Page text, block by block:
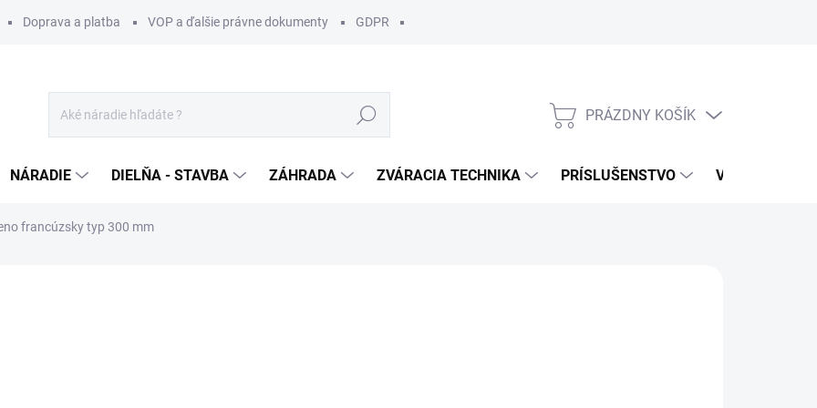
Doprava a platba VOP a ďalšie právne dokumenty GDPR
Hľadať
NÁKUPNÝ
PRÁZDNY KOŠÍK
NÁRADIE DIELŇA - STAVBA ZÁHRADA ZVÁRACIA TECHNIKA PRÍSLUŠENSTVO VÝROBCOVIA
francúzsky typ 300 mm